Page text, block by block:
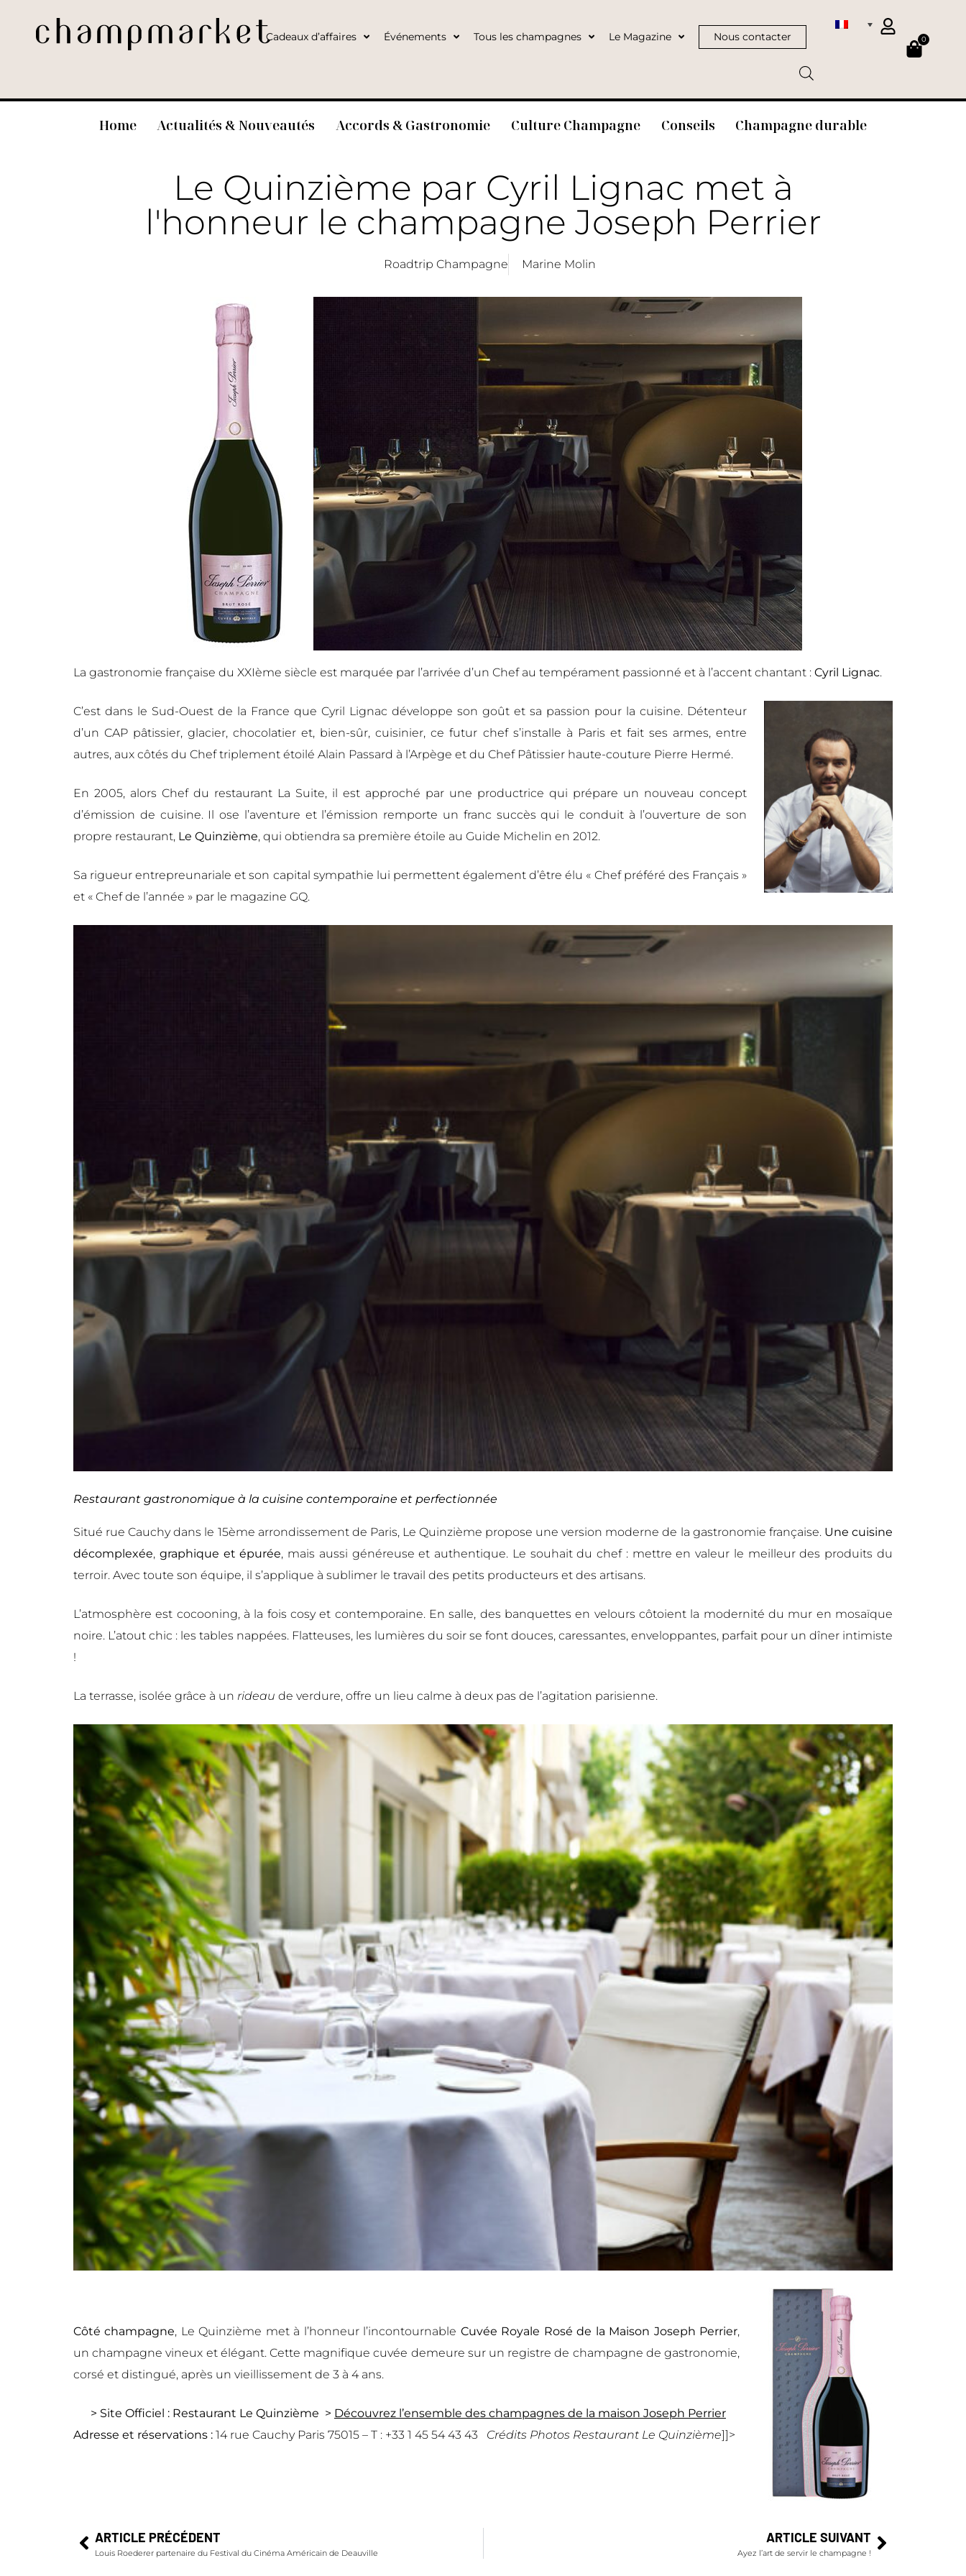
Cadeaux d’affaires Événements Tous les champagnes Le Magazine Nous contacter 0
Home Actualités & Nouveautés Accords & Gastronomie Culture Champagne Conseils Champagne durable
Le Quinzième par Cyril Lignac met à
l'honneur le champagne Joseph Perrier
Roadtrip Champagne Marine Molin
La gastronomie française du XXIème siècle est marquée par l’arrivée d’un Chef au tempérament passionné et à l’accent chantant : Cyril Lignac.
C’est dans le Sud-Ouest de la France que Cyril Lignac développe son goût et sa passion pour la cuisine. Détenteur
d’un CAP pâtissier, glacier, chocolatier et, bien-sûr, cuisinier, ce futur chef s’installe à Paris et fait ses armes, entre
autres, aux côtés du Chef triplement étoilé Alain Passard à l’Arpège et du Chef Pâtissier haute-couture Pierre Hermé.
En 2005, alors Chef du restaurant La Suite, il est approché par une productrice qui prépare un nouveau concept
d’émission de cuisine. Il ose l’aventure et l’émission remporte un franc succès qui le conduit à l’ouverture de son
propre restaurant, Le Quinzième, qui obtiendra sa première étoile au Guide Michelin en 2012.
Sa rigueur entrepreunariale et son capital sympathie lui permettent également d’être élu « Chef préféré des Français »
et « Chef de l’année » par le magazine GQ.
Restaurant gastronomique à la cuisine contemporaine et perfectionnée
Situé rue Cauchy dans le 15ème arrondissement de Paris, Le Quinzième propose une version moderne de la gastronomie française. Une cuisine
décomplexée, graphique et épurée, mais aussi généreuse et authentique. Le souhait du chef : mettre en valeur le meilleur des produits du
terroir. Avec toute son équipe, il s’applique à sublimer le travail des petits producteurs et des artisans.
L’atmosphère est cocooning, à la fois cosy et contemporaine. En salle, des banquettes en velours côtoient la modernité du mur en mosaïque
noire. L’atout chic : les tables nappées. Flatteuses, les lumières du soir se font douces, caressantes, enveloppantes, parfait pour un dîner intimiste
!
La terrasse, isolée grâce à un rideau de verdure, offre un lieu calme à deux pas de l’agitation parisienne.
Côté champagne, Le Quinzième met à l’honneur l’incontournable Cuvée Royale Rosé de la Maison Joseph Perrier,
un champagne vineux et élégant. Cette magnifique cuvée demeure sur un registre de champagne de gastronomie,
corsé et distingué, après un vieillissement de 3 à 4 ans.
> Site Officiel : Restaurant Le Quinzième > Découvrez l’ensemble des champagnes de la maison Joseph Perrier
Adresse et réservations : 14 rue Cauchy Paris 75015 – T : +33 1 45 54 43 43 Crédits Photos Restaurant Le Quinzième]]>
ARTICLE PRÉCÉDENT
Louis Roederer partenaire du Festival du Cinéma Américain de Deauville
ARTICLE SUIVANT
Ayez l’art de servir le champagne !